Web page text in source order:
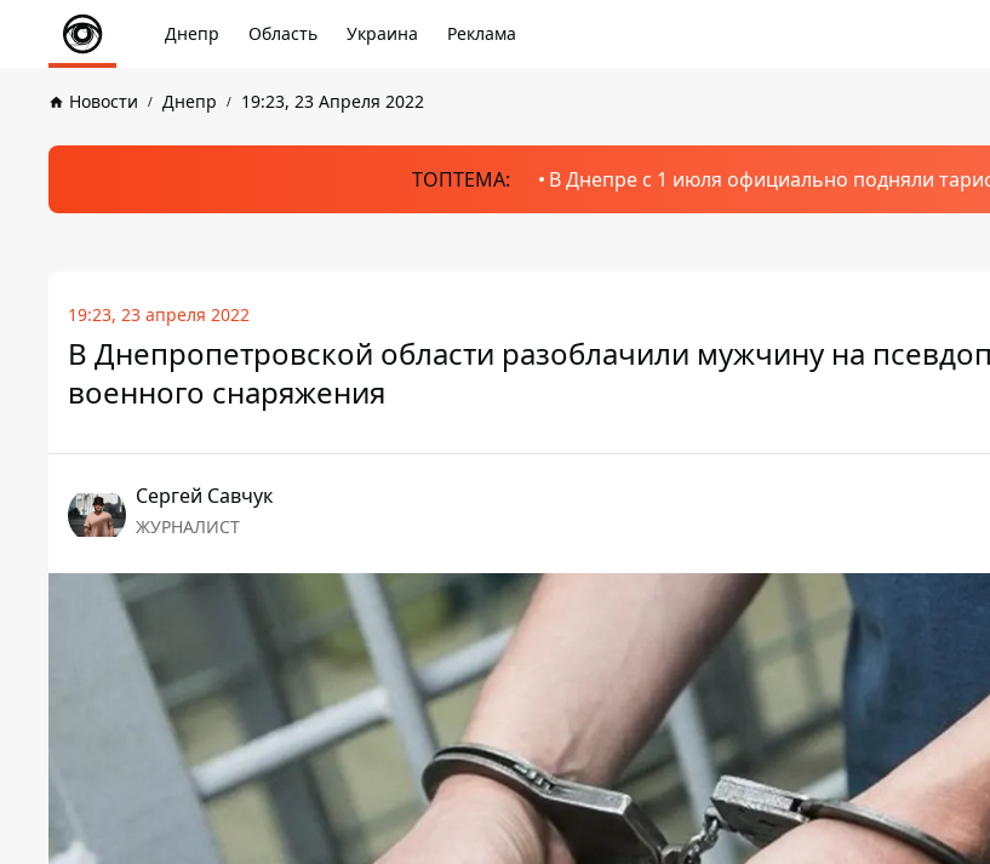
Днепр Область Украина Реклама
Новости Днепр 19:23, 23 Апреля 2022
ТОПТЕМА: В Днепре с 1 июля официально подняли
19:23, 23 апреля 2022
В Днепропетровской области разоблачили мужчину на
военного снаряжения
Сергей Савчук
ЖУРНАЛИСТ